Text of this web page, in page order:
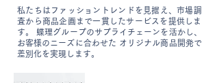
私たちはファッショントレンドを見据え、市場調
査から商品企画まで一貫したサービスを提供しま
す。 蝶理グループのサプライチェーンを活かし、
お客様のニーズに合わせた オリジナル商品開発で
差別化を実現します。